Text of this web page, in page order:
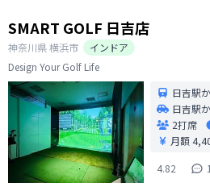
SMART GOLF 日吉店
神奈川県横浜市
インドア
Design Your Golf Life
日吉駅
日吉駅
2打席
月額
4.82